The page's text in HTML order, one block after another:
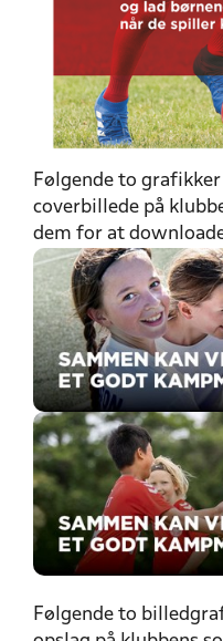
Følgende to
coverbillede på
dem for at
Følgende to